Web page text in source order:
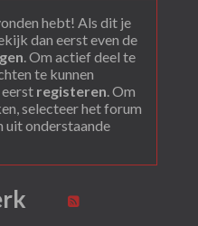
hebt! Als dit je
dan eerst even de
. Om actief deel te
te kunnen
registeren. Om
selecteer het forum
uit onderstaande